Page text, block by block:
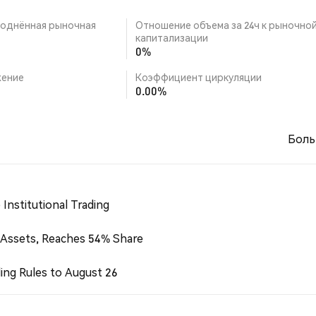
рыночная
Отношение объема за 24ч к
капитализации
0%
Коэффициент циркуляции
0.00%
Institutional Trading
Reaches 54% Share
Rules to August 26